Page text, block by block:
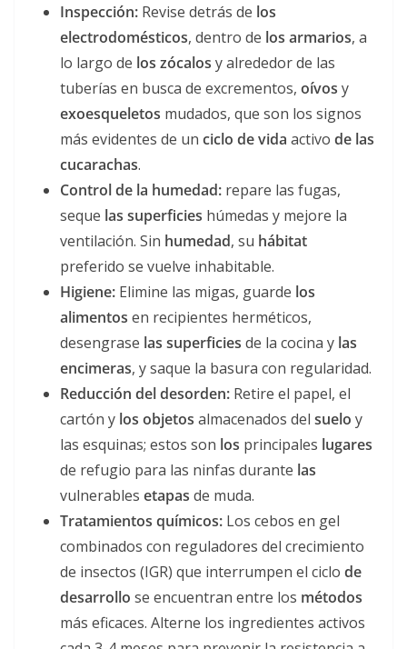
Inspección: Revise detrás de los
electrodomésticos, dentro de los armarios, a
lo largo de los zócalos y alrededor de las
tuberías en busca de excrementos, oívos y
exoesqueletos mudados, que son los signos
más evidentes de un ciclo de vida activo de las
cucarachas.
Control de la humedad: repare las fugas,
seque las superficies húmedas y mejore la
ventilación. Sin humedad, su hábitat
preferido se vuelve inhabitable.
Higiene: Elimine las migas, guarde los
alimentos en recipientes herméticos,
desengrase las superficies de la cocina y las
encimeras, y saque la basura con regularidad.
Reducción del desorden: Retire el papel, el
cartón y los objetos almacenados del suelo y
las esquinas; estos son los principales lugares
de refugio para las ninfas durante las
vulnerables etapas de muda.
Tratamientos químicos: Los cebos en gel
combinados con reguladores del crecimiento
de insectos (IGR) que interrumpen el ciclo de
desarrollo se encuentran entre los métodos
más eficaces. Alterne los ingredientes activos